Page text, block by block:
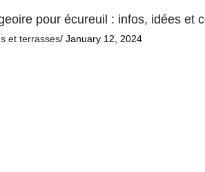
pour écureuil : infos, idées et
et terrasses/ January 12, 2024